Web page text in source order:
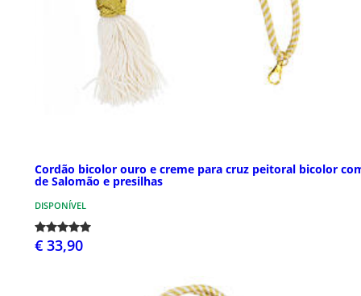
Cordão bicolor ouro e creme para cruz peitoral bicolor
de Salomão e presilhas
DISPONÍVEL
€ 33,90